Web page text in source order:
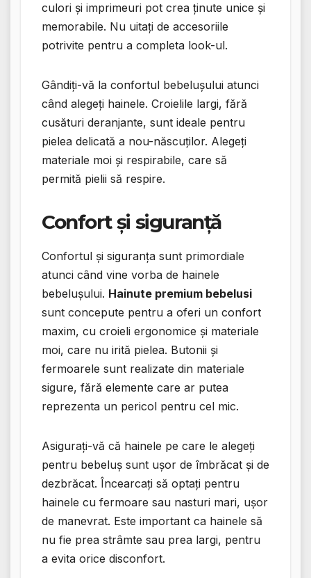
culori și imprimeuri pot crea ținute unice și
memorabile. Nu uitați de accesoriile
potrivite pentru a completa look-ul.
Gândiți-vă la confortul bebelușului atunci
când alegeți hainele. Croielile largi, fără
cusături deranjante, sunt ideale pentru
pielea delicată a nou-născuților. Alegeți
materiale moi și respirabile, care să
permită pielii să respire.
Confort și siguranță
Confortul și siguranța sunt primordiale
atunci când vine vorba de hainele
bebelușului. Hainute premium bebelusi
sunt concepute pentru a oferi un confort
maxim, cu croieli ergonomice și materiale
moi, care nu irită pielea. Butonii și
fermoarele sunt realizate din materiale
sigure, fără elemente care ar putea
reprezenta un pericol pentru cel mic.
Asigurați-vă că hainele pe care le alegeți
pentru bebeluș sunt ușor de îmbrăcat și de
dezbrăcat. Încearcați să optați pentru
hainele cu fermoare sau nasturi mari, ușor
de manevrat. Este important ca hainele să
nu fie prea strâmte sau prea largi, pentru
a evita orice disconfort.